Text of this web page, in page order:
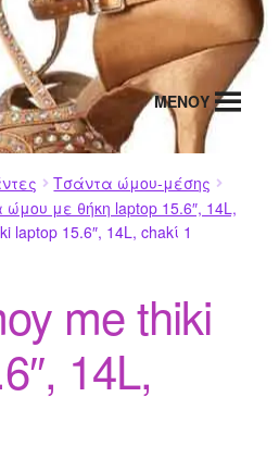
MENΟΥ
Τσάντα ώμου-μέσης
ώμου με θήκη laptop 15.6″, 14L,
laptop 15.6″, 14L, chakί 1
me thiki
14L,